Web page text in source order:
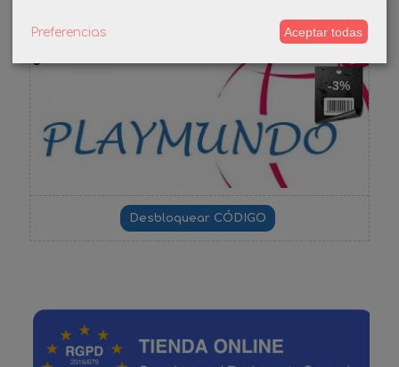
-3%
Preferencias Aceptar todas